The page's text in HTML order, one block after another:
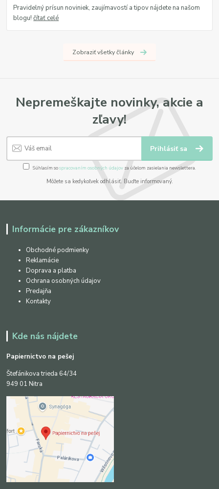
Pravidelný prísun noviniek, zaujímavostí a tipov nájdete na našom
blogu!čítať celé
Zobraziť všetky články
Nepremeškajte novinky, akcie a
zľavy!
Prihlásiť sa
Súhlasím sospracovaním osobných údajov za účelom zasielania newslettera.
Môžete sa kedykoľvek odhlásiť. Buďte informovaný.
Informácie pre zákazníkov
Obchodné podmienky
Reklamácie
Doprava a platba
Ochrana osobných údajov
Predajňa
Kontakty
Kde nás nájdete
Papiernictvo na pešej
Štefánikova trieda 64/34
949 01 Nitra